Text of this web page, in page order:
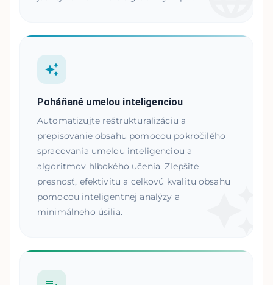
Poháňané umelou inteligenciou
Automatizujte reštrukturalizáciu a
prepisovanie obsahu pomocou pokročilého
spracovania umelou inteligenciou a
algoritmov hlbokého učenia. Zlepšite
presnosť, efektivitu a celkovú kvalitu obsahu
pomocou inteligentnej analýzy a
minimálneho úsilia.